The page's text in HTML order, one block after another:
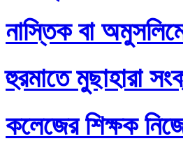
নাস্তিক বা
হুরমাতে মুছাহারা
কলেজের শিক্ষক